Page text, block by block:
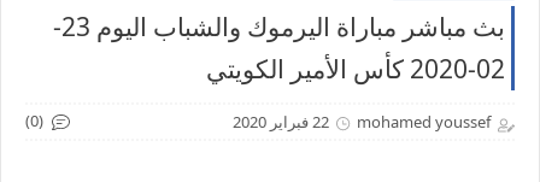
بث مباشر مباراة اليرموك والشباب اليوم 23-
02-2020 كأس الأمير الكويتي
mohamed youssef 22 فبراير 2020 (0)